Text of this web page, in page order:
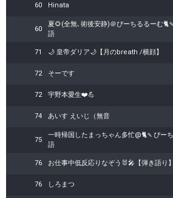
60 Hinata
60
夏🌻(全無､術後安静)＠ぴーちるるーむ
語
71 🌙 皇帝ダリア🌙【月のbreath /横顔】
72 そーです
72 宇野本愛生❤️💪
74 あいす えいじ（無音
75
一時帰国したまっちゃん多忙@🐈🍡ぴー
語
76 お仕事中低反応りなぞう🐰🎤【弾き語り】
76 しろまつ